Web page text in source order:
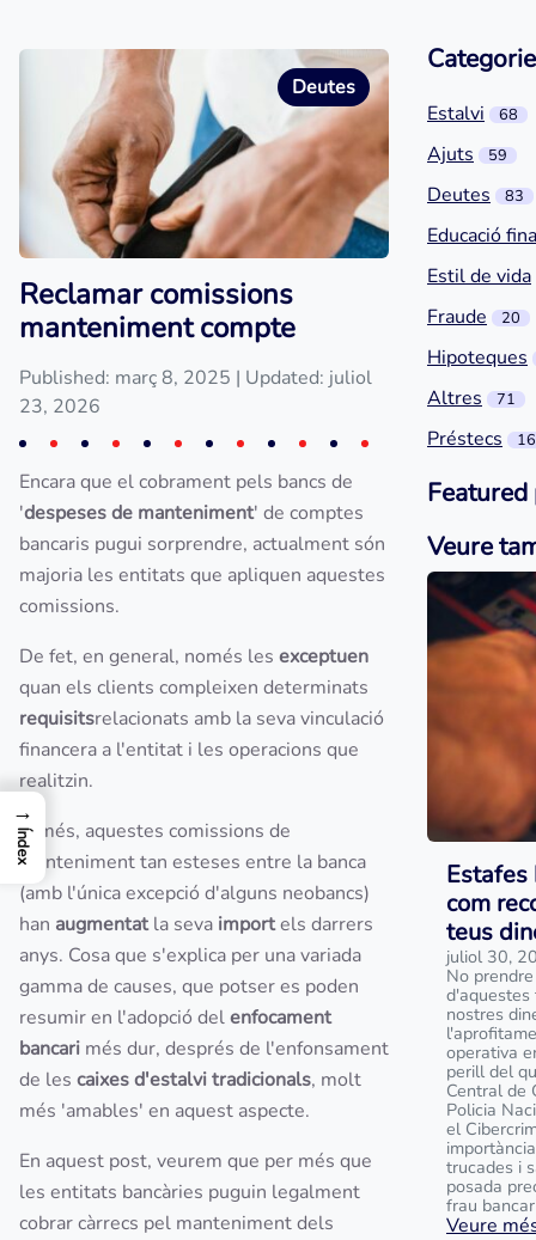
Deutes
Reclamar comissions
manteniment compte
Published: març 8, 2025 | Updated: juliol
23, 2026
Encara que el cobrament pels bancs de
'despeses de manteniment' de comptes
bancaris pugui sorprendre, actualment són
majoria les entitats que apliquen aquestes
comissions.
De fet, en general, només les exceptuen
quan els clients compleixen determinats
requisitsrelacionats amb la seva vinculació
financera a l'entitat i les operacions que
realitzin.
A més, aquestes comissions de
manteniment tan esteses entre la banca
(amb l'única excepció d'alguns neobancs)
han augmentatla seva importels darrers
anys. Cosa que s'explica per una variada
gamma de causes, que potser es poden
resumir en l'adopció delenfocament
bancari més dur, després de l'enfonsament
de les caixes d'estalvi tradicionals, molt
més 'amables' en aquest aspecte.
En aquest post, veurem que per més que
les entitats bancàries puguin legalment
cobrar càrrecs pel manteniment dels
Estalvi 68
Ajuts 59
Deutes 83
Educació
Estil de vida
Fraude
20
Hipoteques
Altres
71
Préstecs
Featured
Veure
Estafes
com
teus
juliol 30,
No
d'aquestes
nostres
operativa
perill del
Central de
Policia
el
trucades i
posada
frau
Veure
→
Índex